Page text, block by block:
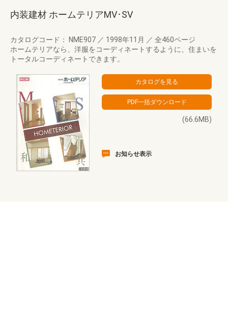
内装建材 ホームテリアMV･SV
カタログコード： NME907 ／ 1998年11月 ／ 全460ページ
ホームテリアなら、洋服をコーディネートするように、住まいを
トータルコーディネートできます。
(66.6MB)
お知らせ表示